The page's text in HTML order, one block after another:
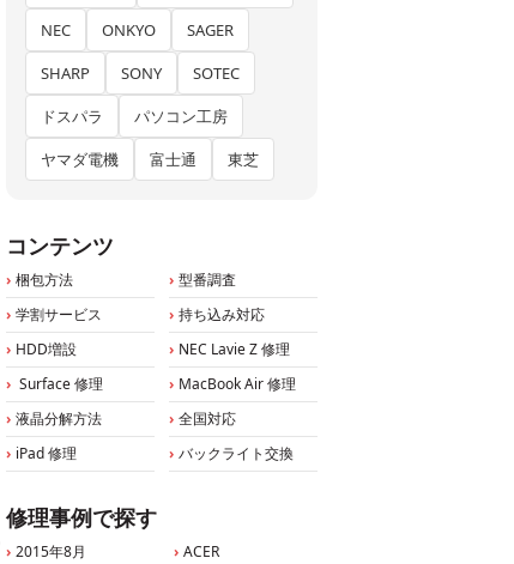
NEC
ONKYO
SAGER
SHARP
SONY
SOTEC
ドスパラ
パソコン工房
ヤマダ電機
富士通 東芝
コンテンツ
梱包方法
型番調査
学割サービス
持ち込み対応
HDD増設
NEC Lavie Z 修理
Surface 修理
MacBook Air 修理
液晶分解方法
全国対応
iPad 修理
バックライト交換
修理事例で探す
2015年8月
ACER